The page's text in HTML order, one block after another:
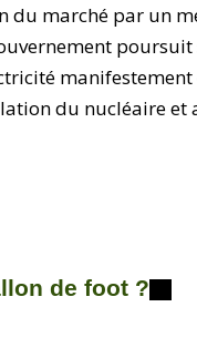
du marché par un
du nucléaire
de foot ?